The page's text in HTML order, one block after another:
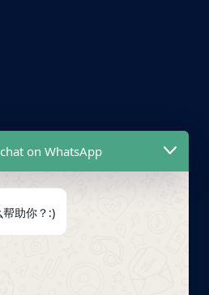
on WhatsApp
助你？:)